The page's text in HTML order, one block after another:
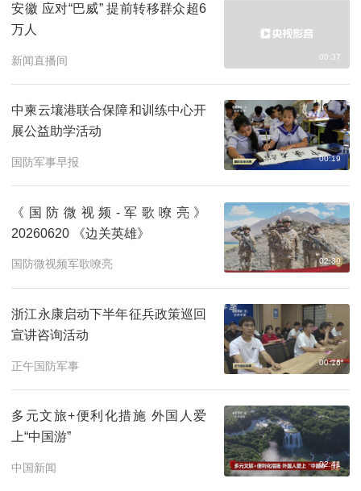
安徽 应对“巴威” 提前转移群众超6
万人
新闻直播间 00:37
中柬云壤港联合保障和训练中心开
展公益助学活动
国防军事早报 00:19
《国防微视频-军歌嘹亮》
20260620 《边关英雄》
国防微视频军歌嘹亮 02:30
浙江永康启动下半年征兵政策巡回
宣讲咨询活动
正午国防军事 00:16
多元文旅+便利化措施 外国人爱
上“中国游”
中国新闻 02:41